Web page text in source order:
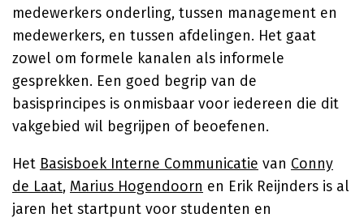
medewerkers onderling, tussen management en
medewerkers, en tussen afdelingen. Het gaat
zowel om formele kanalen als informele
gesprekken. Een goed begrip van de
basisprincipes is onmisbaar voor iedereen die dit
vakgebied wil begrijpen of beoefenen.
Het Basisboek Interne Communicatie van Conny
de Laat, Marius Hogendoorn en Erik Reijnders is al
jaren het startpunt voor studenten en